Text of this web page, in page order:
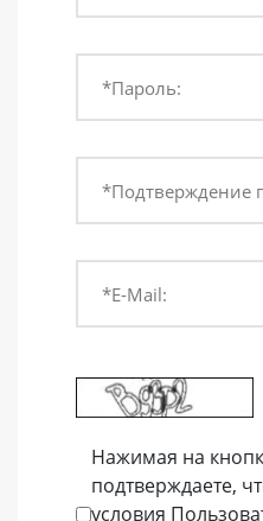
*Пароль:
*Подтверждение
*E-Mail:
Нажимая на
подтверждаете,
условия